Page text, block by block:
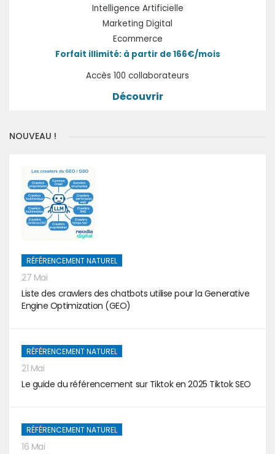
Intelligence Artificielle
Marketing Digital
Ecommerce
Forfait illimité: à partir de 166€/mois
Accès 100 collaborateurs
Découvrir
NOUVEAU !
RÉFÉRENCEMENT NATUREL
27 Mai
Liste des crawlers des chatbots utilise pour la Generative
Engine Optimization (GEO)
RÉFÉRENCEMENT NATUREL
21 Mai
Le guide du référencement sur Tiktok en 2025 Tiktok SEO
RÉFÉRENCEMENT NATUREL
16 Mai